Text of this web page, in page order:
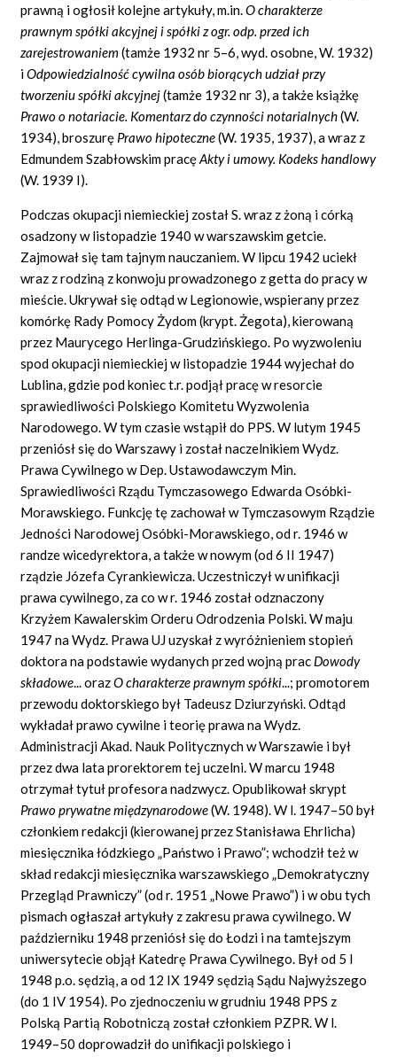
prawną i ogłosił kolejne artykuły, m.in.O charakterze
prawnym spółki akcyjnej i spółki z ogr. odp. przed ich
zarejestrowaniem(tamże 1932 nr 5–6, wyd. osobne, W. 1932)
iOdpowiedzialnośćcywilna osób biorących udziałprzy
tworzeniu spółki akcyjnej(tamże 1932 nr 3), a także książkę
Prawo o notariacie. Komentarz do czynności notarialnych(W.
1934), broszurę Prawo hipoteczne(W. 1935, 1937), a wraz z
Edmundem Szabłowskim pracęAkty i umowy. Kodeks handlowy
(W. 1939 I).
Podczas okupacji niemieckiej został S. wraz z żoną i córką
osadzony w listopadzie 1940 w warszawskim getcie.
Zajmował się tam tajnym nauczaniem. W lipcu 1942 uciekł
wraz z rodziną z konwoju prowadzonego z getta do pracy w
mieście. Ukrywał się odtąd w Legionowie, wspierany przez
komórkę Rady Pomocy Żydom (krypt. Żegota), kierowaną
przez Maurycego Herlinga-Grudzińskiego. Po wyzwoleniu
spod okupacji niemieckiej w listopadzie 1944 wyjechał do
Lublina, gdzie pod koniec t.r. podjął pracę w resorcie
sprawiedliwości Polskiego Komitetu Wyzwolenia
Narodowego. W tym czasie wstąpił do PPS. W lutym 1945
przeniósł się do Warszawy i został naczelnikiem Wydz.
Prawa Cywilnego w Dep. Ustawodawczym Min.
Sprawiedliwości Rządu Tymczasowego Edwarda Osóbki-
Morawskiego. Funkcję tę zachował w Tymczasowym Rządzie
Jedności Narodowej Osóbki-Morawskiego, od r. 1946 w
randze wicedyrektora, a także w nowym (od 6 II 1947)
rządzie Józefa Cyrankiewicza. Uczestniczył w unifikacji
prawa cywilnego, za co w r. 1946 został odznaczony
Krzyżem Kawalerskim Orderu Odrodzenia Polski. W maju
1947 na Wydz. Prawa UJ uzyskał z wyróżnieniem stopień
doktora na podstawie wydanych przed wojną prac Dowody
składowe... orazO charakterze prawnym spółki...; promotorem
przewodu doktorskiego był Tadeusz Dziurzyński. Odtąd
wykładał prawo cywilne i teorię prawa na Wydz.
Administracji Akad. Nauk Politycznych w Warszawie i był
przez dwa lata prorektorem tej uczelni. W marcu 1948
otrzymał tytuł profesora nadzwycz. Opublikował skrypt
Prawo prywatne międzynarodowe(W. 1948). W l. 1947–50 był
członkiem redakcji (kierowanej przez Stanisława Ehrlicha)
miesięcznika łódzkiego „Państwo i Prawo”; wchodził też w
skład redakcji miesięcznika warszawskiego „Demokratyczny
Przegląd Prawniczy” (od r. 1951 „Nowe Prawo”) i w obu tych
pismach ogłaszał artykuły z zakresu prawa cywilnego. W
październiku 1948 przeniósł się do Łodzi i na tamtejszym
uniwersytecie objął Katedrę Prawa Cywilnego. Był od 5 I
1948 p.o. sędzią, a od 12 IX 1949 sędzią Sądu Najwyższego
(do 1 IV 1954). Po zjednoczeniu w grudniu 1948 PPS z
Polską Partią Robotniczą został członkiem PZPR. W l.
1949–50 doprowadził do unifikacji polskiego i